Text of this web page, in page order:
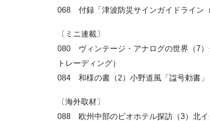
068 付録「津波防災サインガイドライン（
〔ミニ連載〕
080 ヴィンテージ・アナログの世界（7）
トレーディング）
084 和様の書（2）小野道風「諡号勅書」
〔海外取材〕
088 欧州中部のビオホテル探訪（3）北